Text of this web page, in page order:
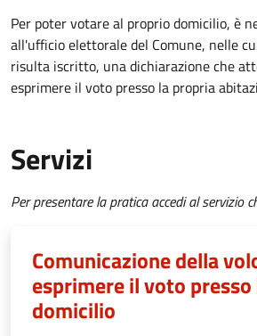
Per poter votare al proprio domicilio, è
all'ufficio elettorale del Comune, nelle
risulta iscritto, una dichiarazione che
esprimere il voto presso la propria
Servizi
Per presentare la pratica accedi al servizio
Comunicazione della
esprimere il voto
domicilio